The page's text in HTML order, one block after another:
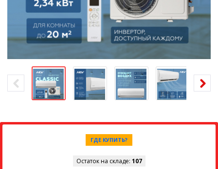
ГДЕ КУПИТЬ?
Остаток на складе: 107